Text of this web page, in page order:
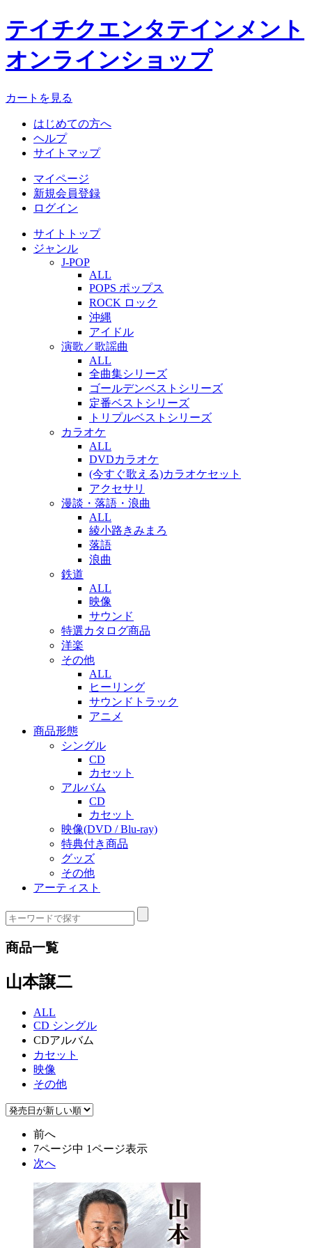
テイチクエンタテインメント
オンラインショップ
カートを見る
はじめての方へ
ヘルプ
サイトマップ
マイページ
新規会員登録
ログイン
サイトトップ
ジャンル
J-POP
ALL
POPS ポップス
ROCK ロック
沖縄
アイドル
演歌／歌謡曲
ALL
全曲集シリーズ
ゴールデンベストシリーズ
定番ベストシリーズ
トリプルベストシリーズ
カラオケ
ALL
DVDカラオケ
(今すぐ歌える)カラオケセット
アクセサリ
漫談・落語・浪曲
ALL
綾小路きみまろ
落語
浪曲
鉄道
ALL
映像
サウンド
特選カタログ商品
洋楽
その他
ALL
ヒーリング
サウンドトラック
アニメ
商品形態
シングル
CD
カセット
アルバム
CD
カセット
映像(DVD / Blu-ray)
特典付き商品
グッズ
その他
アーティスト
商品一覧
山本譲二
ALL
CD シングル
CDアルバム
カセット
映像
その他
前へ
7ページ中 1ページ表示
次へ